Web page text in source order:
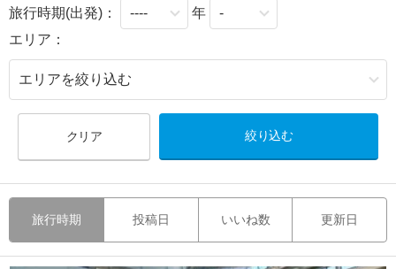
旅行時期(出発)：
年
エリア：
クリア
旅行時期 投稿日 いいね数 更新日